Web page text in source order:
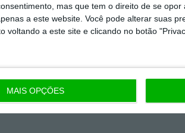
mas que tem o direito de se
a este website. Você pode alterar suas
voltando a este site e clicando no botão
MAIS OPÇÕES
Premium e tenha acesso a notícias
às reportagens e especiais que
de apoiar o ECO e os seus
é o jornalismo independente,